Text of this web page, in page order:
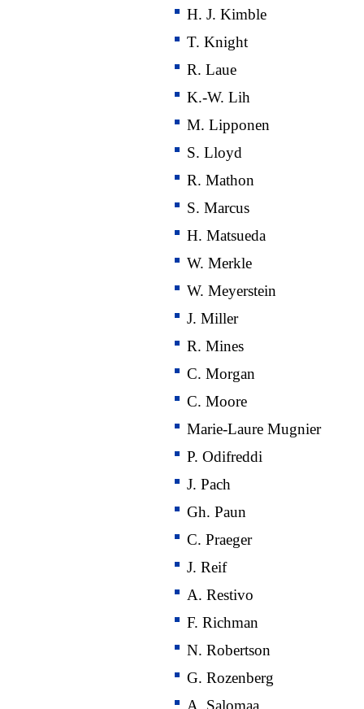
H. J. Kimble
T. Knight
R. Laue
K.-W. Lih
M. Lipponen
S. Lloyd
R. Mathon
S. Marcus
H. Matsueda
W. Merkle
W. Meyerstein
J. Miller
R. Mines
C. Morgan
C. Moore
Marie-Laure Mugnier
P. Odifreddi
J. Pach
Gh. Paun
C. Praeger
J. Reif
A. Restivo
F. Richman
N. Robertson
G. Rozenberg
A. Salomaa